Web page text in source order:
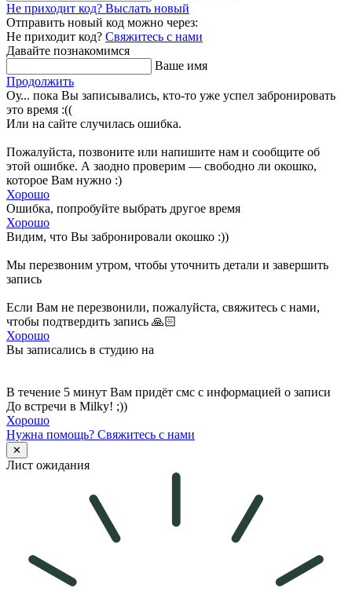
Не приходит код? Выслать новый
Отправить новый код можно через:
Не приходит код? Свяжитесь с нами
Давайте познакомимся
Ваше имя
Продолжить
Оу... пока Вы записывались, кто-то уже успел забронировать
это время :((
Или на сайте случилась ошибка.
Пожалуйста, позвоните или напишите нам и сообщите об
этой ошибке. А заодно проверим — свободно ли окошко,
которое Вам нужно :)
Хорошо
Ошибка, попробуйте выбрать другое время
Хорошо
Видим, что Вы забронировали окошко :))
Мы перезвоним утром, чтобы уточнить детали и завершить
запись
Если Вам не перезвонили, пожалуйста, свяжитесь с нами,
чтобы подтвердить запись 🙏🏻
Хорошо
Вы записались в студию на
В течение 5 минут Вам придёт смс с информацией о записи
До встречи в Milky! ;))
Хорошо
Нужна помощь? Свяжитесь с нами
✕
Лист ожидания